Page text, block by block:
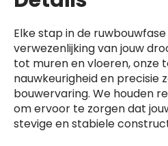
Elke stap in de
verwezenlijking van jouw
tot muren en vloeren, onze
nauwkeurigheid en precisie
bouwervaring. We houden
om ervoor te zorgen dat
stevige en stabiele